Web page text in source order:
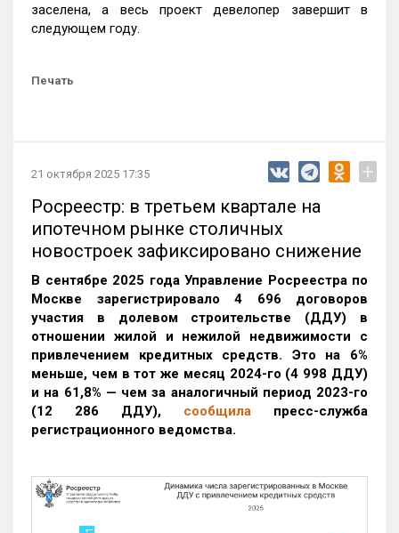
заселена, а весь проект девелопер завершит в
следующем году.
Печать
21 октября 2025 17:35 +
Росреестр: в третьем квартале на
ипотечном рынке столичных
новостроек зафиксировано снижение
В сентябре 2025 года Управление Росреестра по
Москве зарегистрировало 4 696 договоров
участия в долевом строительстве (ДДУ) в
отношении жилой и нежилой недвижимости с
привлечением кредитных средств. Это на 6%
меньше, чем в тот же месяц 2024-го (4 998 ДДУ)
и на 61,8% — чем за аналогичный период 2023-го
(12 286 ДДУ), сообщила пресс-служба
регистрационного ведомства.